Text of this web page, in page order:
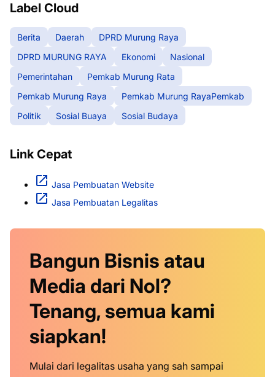
Label Cloud
Berita Daerah
DPRD Murung Raya
DPRD MURUNG RAYA
Ekonomi
Nasional
Pemerintahan
Pemkab Murung Rata
Pemkab Murung Raya
Pemkab Murung RayaPemkab
Politik
Sosial Buaya Sosial Budaya
Link Cepat
Jasa Pembuatan Website
Jasa Pembuatan Legalitas
Bangun Bisnis atau
Media dari Nol?
Tenang, semua kami
siapkan!
Mulai dari legalitas usaha yang sah sampai